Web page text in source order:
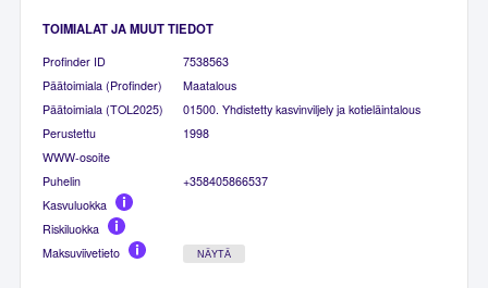
TOIMIALAT JA MUUT TIEDOT
Profinder ID
7538563
Päätoimiala (Profinder)
Maatalous
Päätoimiala (TOL2025)
01500. Yhdistetty kasvinviljely ja kotieläintalous
Perustettu
1998
WWW-osoite
Puhelin
+358405866537
Kasvuluokka
Riskiluokka
Maksuviivetieto
NÄYTÄ